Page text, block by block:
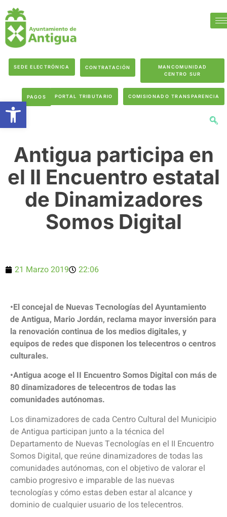
SEDE ELECTRÓNICA CONTRATACIÓN
MANCOMUNIDAD
CENTRO SUR
PAGOS PORTAL TRIBUTARIO COMISIONADO TRANSPARENCIA
Antigua participa en
el II Encuentro estatal
de Dinamizadores
Somos Digital
21 Marzo 2019 22:06
•El concejal de Nuevas Tecnologías del Ayuntamiento
de Antigua, Mario Jordán, reclama mayor inversión para
la renovación continua de los medios digitales, y
equipos de redes que disponen los telecentros o centros
culturales.
•Antigua acoge el II Encuentro Somos Digital con más de
80 dinamizadores de telecentros de todas las
comunidades autónomas.
Los dinamizadores de cada Centro Cultural del Municipio
de Antigua participan junto a la técnica del
Departamento de Nuevas Tecnologías en el II Encuentro
Somos Digital, que reúne dinamizadores de todas las
comunidades autónomas, con el objetivo de valorar el
cambio progresivo e imparable de las nuevas
tecnologías y cómo estas deben estar al alcance y
dominio de cualquier usuario de los telecentros.
Abrir barra de herramientas